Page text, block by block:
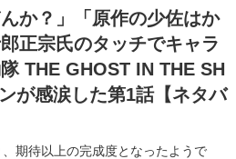
グッズ
海外
ビジネス
アーティスト
実写
イベント
座談会
ABEMA Cafe
か？」「原作の少佐はか
正宗氏のタッチでキャラ
THE GHOST IN THE SH
が感涙した第1話【ネタバ
期待以上の完成度となったようで